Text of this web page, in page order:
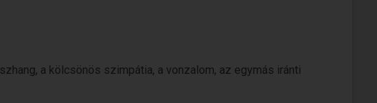
a kölcsönös szimpátia, a vonzalom, az egymás iránti